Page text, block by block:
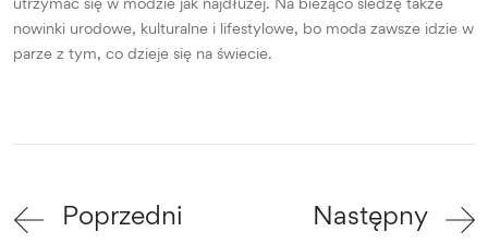
nowinki urodowe, kulturalne i lifestylowe, bo moda zawsze idzie w
parze z tym, co dzieje się na świecie.
Poprzedni Następny